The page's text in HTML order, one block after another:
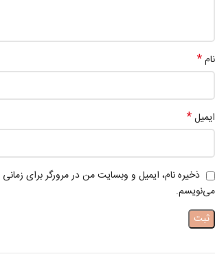
نام*
ایمیل*
ذخیره نام، ایمیل و وبسایت من در مرورگر برای
می‌نویسم.